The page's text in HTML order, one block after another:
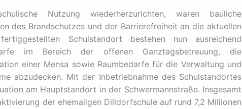
Nutzung wiederherzurichten, waren bauliche
des Brandschutzes und der Barrierefreiheit an die aktuellen
Schulstandort bestehen nun ausreichend
im Bereich der offenen Ganztagsbetreuung, die
einer Mensa sowie Raumbedarfe für die Verwaltung und
abzudecken. Mit der Inbetriebnahme des Schulstandortes
am Hauptstandort in der Schwermannstraße. Insgesamt
der ehemaligen Dilldorfschule auf rund 7,2 Millionen